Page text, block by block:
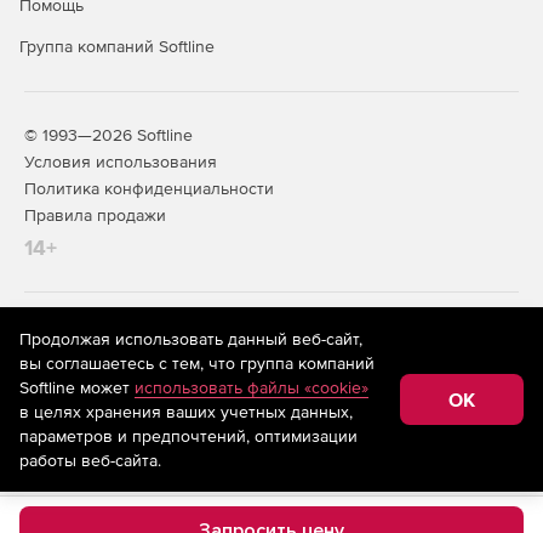
Помощь
Группа компаний Softline
© 1993—2026 Softline
Условия использования
Политика конфиденциальности
Правила продажи
14+
На информационном ресурсе store.softline.ru применяются
рекомендательные технологии
(информационные технологии
предоставления информации на основе сбора,
систематизации и анализа сведений, относящихся к
предпочтениям пользователей сети «Интернет»,
находящихся на территории Российской Федерации)
Продолжая использовать данный веб-сайт,
вы соглашаетесь с тем, что группа компаний
Softline может использовать файлы «cookie»
в целях хранения ваших учетных данных,
параметров и предпочтений, оптимизации
работы веб-сайта.
OK